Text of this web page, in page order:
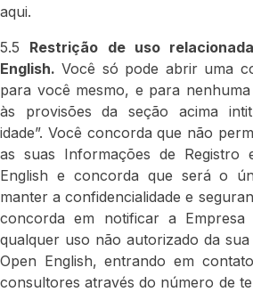
aqui.
5.5 Restrição de uso
English. Você só pode abrir uma
para você mesmo, e para
às provisões da seção acima
idade”. Você concorda que não
as suas Informações de Registro
English e concorda que será o
manter a confidencialidade e
concorda em notificar a Empresa
qualquer uso não autorizado da
Open English, entrando em
consultores através do número de